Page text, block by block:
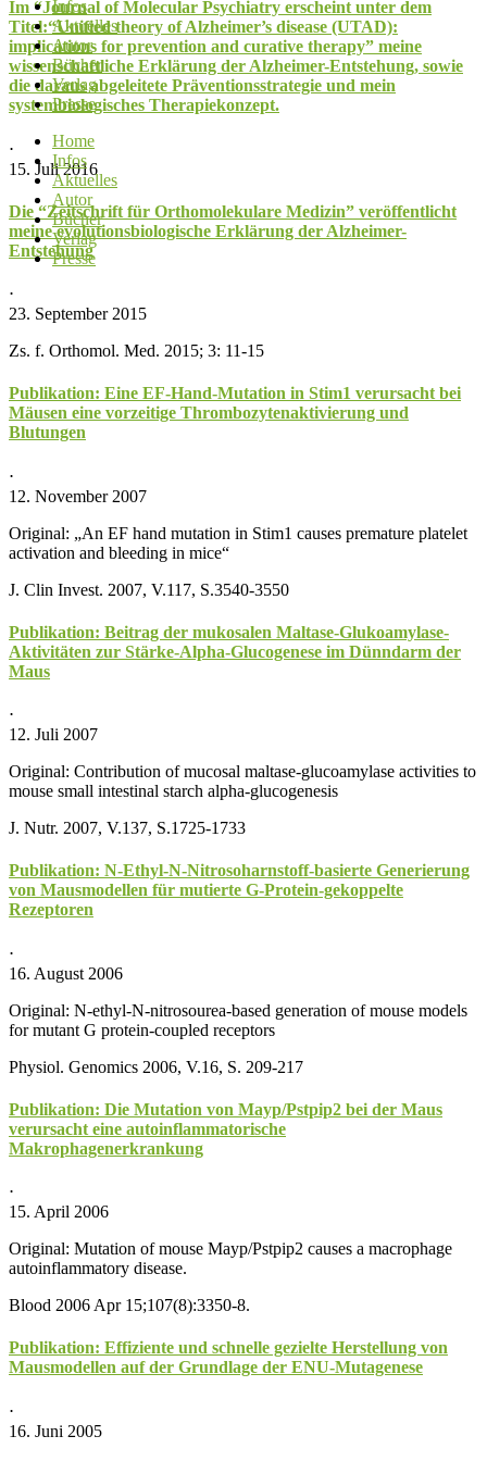
Infos
Aktuelles
Autor
Bücher
Verlag
Presse
Home
Infos
Aktuelles
Autor
Bücher
Verlag
Presse
Im “Journal of Molecular Psychiatry erscheint unter dem
Titel:“Unified theory of Alzheimer’s disease (UTAD):
implications for prevention and curative therapy” meine
wissenschaftliche Erklärung der Alzheimer-Entstehung, sowie
die daraus abgeleitete Präventionsstrategie und mein
systembiologisches Therapiekonzept.
⋅
15. Juli 2016
Die “Zeitschrift für Orthomolekulare Medizin” veröffentlicht
meine evolutionsbiologische Erklärung der Alzheimer-
Entstehung
⋅
23. September 2015
Zs. f. Orthomol. Med. 2015; 3: 11-15
Publikation: Eine EF-Hand-Mutation in Stim1 verursacht bei
Mäusen eine vorzeitige Thrombozytenaktivierung und
Blutungen
⋅
12. November 2007
Original: „An EF hand mutation in Stim1 causes premature platelet
activation and bleeding in mice“
J. Clin Invest. 2007, V.117, S.3540-3550
Publikation: Beitrag der mukosalen Maltase-Glukoamylase-
Aktivitäten zur Stärke-Alpha-Glucogenese im Dünndarm der
Maus
⋅
12. Juli 2007
Original: Contribution of mucosal maltase-glucoamylase activities to
mouse small intestinal starch alpha-glucogenesis
J. Nutr. 2007, V.137, S.1725-1733
Publikation: N-Ethyl-N-Nitrosoharnstoff-basierte Generierung
von Mausmodellen für mutierte G-Protein-gekoppelte
Rezeptoren
⋅
16. August 2006
Original: N-ethyl-N-nitrosourea-based generation of mouse models
for mutant G protein-coupled receptors
Physiol. Genomics 2006, V.16, S. 209-217
Publikation: Die Mutation von Mayp/Pstpip2 bei der Maus
verursacht eine autoinflammatorische
Makrophagenerkrankung
⋅
15. April 2006
Original: Mutation of mouse Mayp/Pstpip2 causes a macrophage
autoinflammatory disease.
Blood 2006 Apr 15;107(8):3350-8.
Publikation: Effiziente und schnelle gezielte Herstellung von
Mausmodellen auf der Grundlage der ENU-Mutagenese
⋅
16. Juni 2005